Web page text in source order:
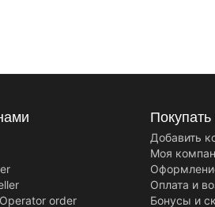
order
Добавить
Моя
Оплата и
Бонусы и